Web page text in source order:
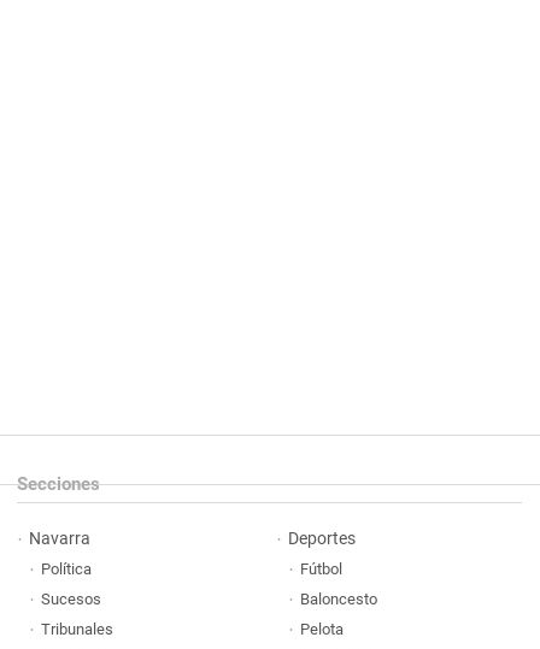
Secciones
Navarra
Política
Sucesos
Tribunales
Deportes
Fútbol
Baloncesto
Pelota